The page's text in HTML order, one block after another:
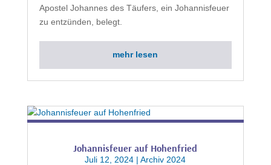
Apostel Johannes des Täufers, ein Johannisfeuer
zu entzünden, belegt.
mehr lesen
Johannisfeuer auf Hohenfried
Juli 12, 2024 |Archiv 2024